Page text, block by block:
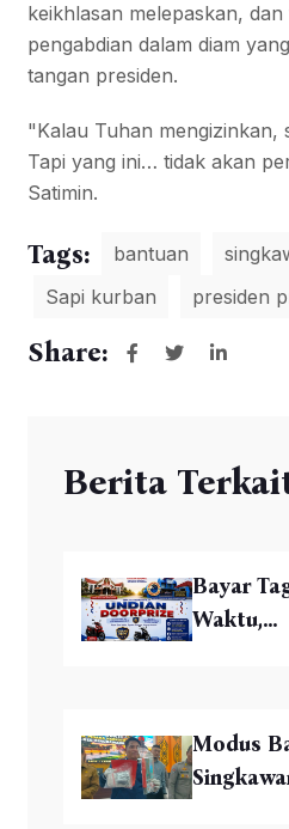
keikhlasan melepaskan,
pengabdian dalam diam
tangan presiden.
"Kalau Tuhan mengizinkan,
Tapi yang ini… tidak akan
Satimin.
Tags: bantuan
Sapi kurban
presiden
Share:
Berita
Bayar
Waktu,...
Modus